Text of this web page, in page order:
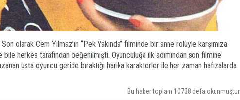
olarak Cem Yılmaz’ın “Pek Yakında” filminde bir anne rolüyle karşımıza
bile herkes tarafından beğenilmişti. Oyunculuğa ilk adımından son filmine
usta oyuncu geride bıraktığı harika karakterler ile her zaman hafızalarda
Bu haber toplam 10738 defa okunmuştur